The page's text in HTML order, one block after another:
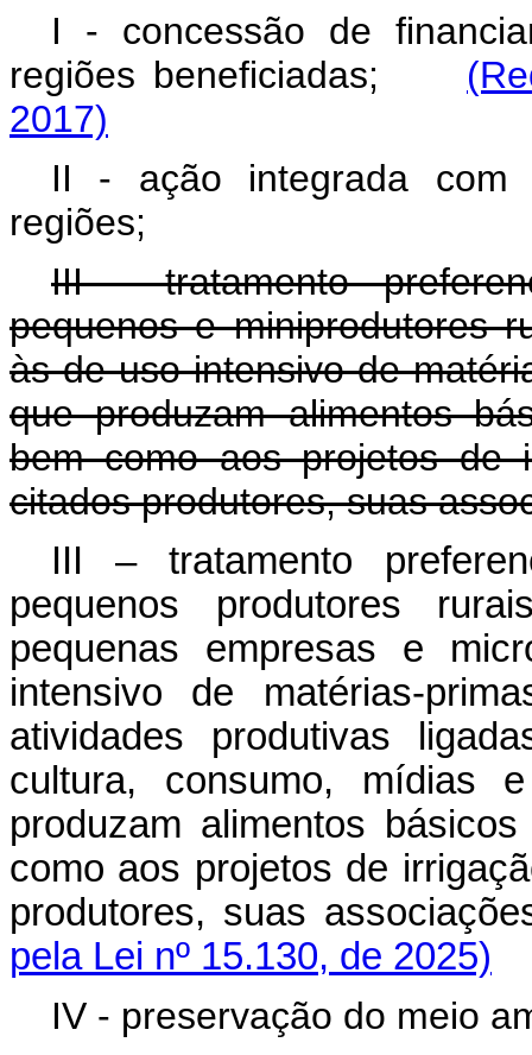
I - concessão de
regiões beneficiadas;
2017)
II - ação integrada com
regiões;
III - tratamento
pequenos e miniprodutores
às de uso intensivo de
que produzam alimentos
bem como aos projetos de
citados produtores, suas
III – tratamento
pequenos produtores
pequenas empresas e
intensivo de matérias-
atividades produtivas
cultura, consumo, mídias
produzam alimentos
como aos projetos de
produtores, suas
pela Lei nº 15.130, de 2025)
IV - preservação do meio